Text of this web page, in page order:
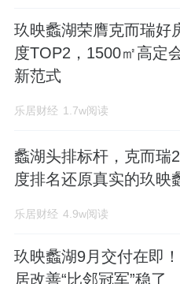
玖映蠡湖荣膺克而瑞好
度TOP2，1500㎡高定
新范式
乐居财经 1.7w阅读
蠡湖头排标杆，克而瑞
度排名还原真实的玖映
乐居财经 4.9w阅读
玖映蠡湖9月交付在即
居改善“比邻冠军”稳了